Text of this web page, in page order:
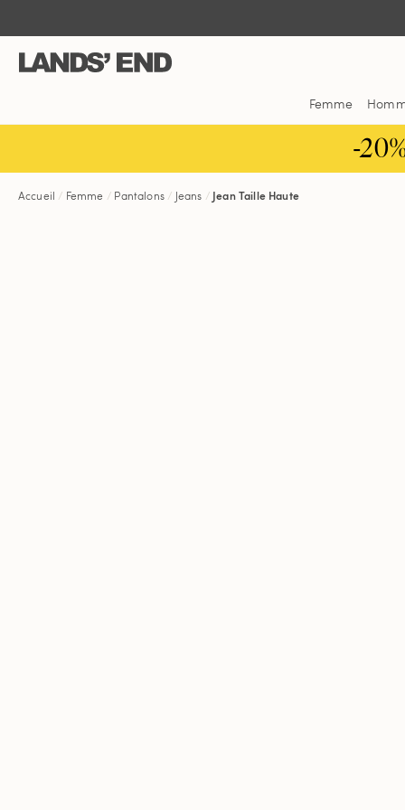
contenu
navigation
barre
Femme
-
Accueil Femme Pantalons Jeans Jean Taille Haute